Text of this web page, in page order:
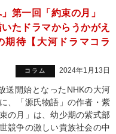
」第一回「約束の月」
たドラマからうかがえ
期待【大河ドラマコラ
コラム 2024年1月13日
送開始となったNHKの大河
、「源氏物語」の作者・紫
の月」は、幼少期の紫式部
競争の激しい貴族社会の中